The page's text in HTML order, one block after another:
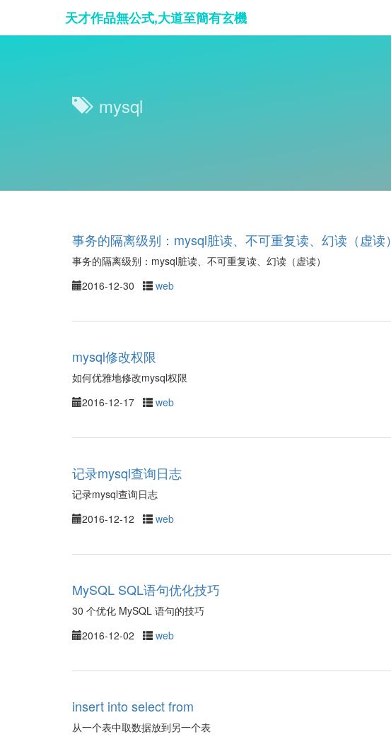
天才作品無公式,大道至簡有玄機
mysql
事务的隔离级别：mysql脏读、不可重复读、幻读（虚读）
事务的隔离级别：mysql脏读、不可重复读、幻读（虚读）
2016-12-30
web
mysql修改权限
如何优雅地修改mysql权限
2016-12-17
web
记录mysql查询日志
记录mysql查询日志
2016-12-12
web
MySQL SQL语句优化技巧
30 个优化 MySQL 语句的技巧
2016-12-02
web
insert into select from
从一个表中取数据放到另一个表